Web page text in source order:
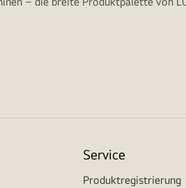
Service
Produktregistrierung